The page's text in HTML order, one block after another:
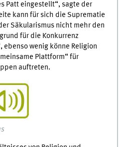
Patt eingestellt“, sagte der
kann für sich die Suprematie
Säkularismus nicht mehr den
für die Konkurrenz
ebenso wenig könne Religion
Plattform“ für
auftreten.